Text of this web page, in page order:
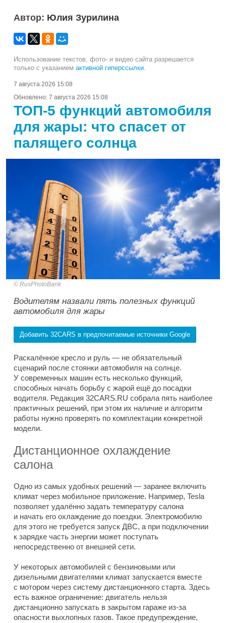
Автор: Юлия Зурилина
Использование текстов, фото- и видео сайта разрешается
только с указанием активной гиперссылки.
7 августа 2026 15:08
Обновлено: 7 августа 2026 15:08
ТОП-5 функций автомобиля
для жары: что спасет от
палящего солнца
RusPhotoBank
Водителям назвали пять полезных функций
автомобиля для жары
Добавить 32CARS в предпочитаемые источники Google
Раскалённое кресло и руль — не обязательный
сценарий после стоянки автомобиля на солнце.
У современных машин есть несколько функций,
способных начать борьбу с жарой ещё до посадки
водителя. Редакция 32CARS.RU собрала пять наиболее
практичных решений, при этом их наличие и алгоритм
работы нужно проверять по комплектации конкретной
модели.
Дистанционное охлаждение
салона
Одно из самых удобных решений — заранее включить
климат через мобильное приложение. Например, Tesla
позволяет удалённо задать температуру салона
и начать его охлаждение до поездки. Электромобилю
для этого не требуется запуск ДВС, а при подключении
к зарядке часть энергии может поступать
непосредственно от внешней сети.
У некоторых автомобилей с бензиновыми или
дизельными двигателями климат запускается вместе
с мотором через систему дистанционного старта. Здесь
есть важное ограничение: двигатель нельзя
дистанционно запускать в закрытом гараже из-за
опасности выхлопных газов. Такое предупреждение,